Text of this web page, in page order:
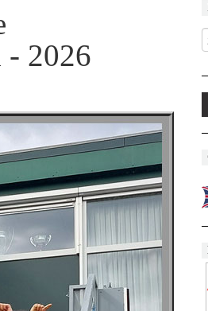
2026